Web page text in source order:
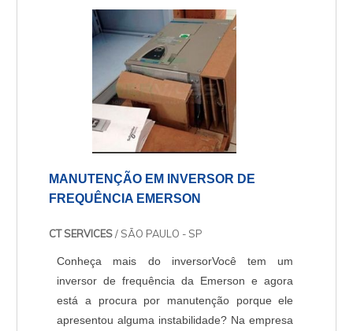
RESISTOR CARBONO CR100 4R7 5% CCO
(9,0mm X 3,2mm X 0,52)
MR 20.000,001W10R RESISTOR CARBONO
CR100 10R....
MANUTENÇÃO EM INVERSOR DE
FREQUÊNCIA EMERSON
CT SERVICES/ SÃO PAULO - SP
Conheça mais do inversorVocê tem um
inversor de frequência da Emerson e agora
está a procura por manutenção porque ele
apresentou alguma instabilidade? Na empresa